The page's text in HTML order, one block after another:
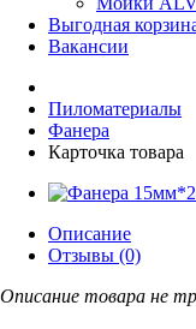
Выгодная
Вакансии
Пиломатериалы
Фанера
Карточка товара
Описание
Отзывы (0)
Описание товара не